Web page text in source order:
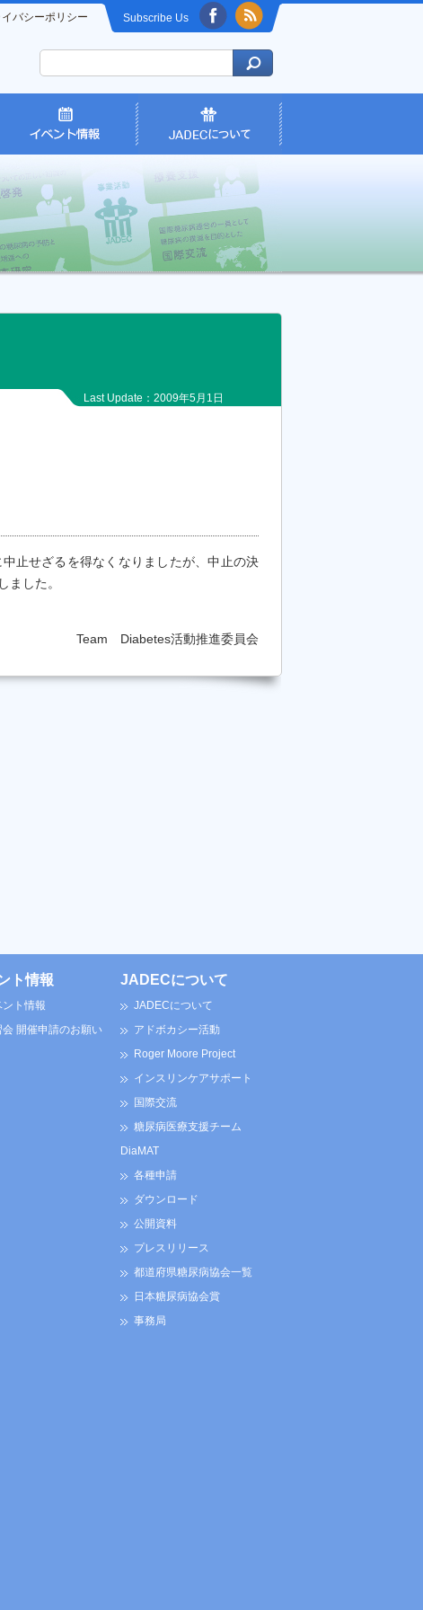
イバシーポリシー Subscribe Us
Last Update：2009年5月1日
止せざるを得なくなりましたが、中止の決
ました。
Team Diabetes活動推進委員会
ト情報
ント情報
会 開催申請のお願い
JADECについて
JADECについて
アドボカシー活動
Roger Moore Project
インスリンケアサポート
国際交流
糖尿病医療支援チーム
DiaMAT
各種申請
ダウンロード
公開資料
プレスリリース
都道府県糖尿病協会一覧
日本糖尿病協会賞
事務局